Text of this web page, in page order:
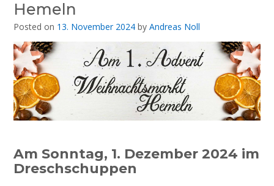
Hemeln
Posted on 13. November 2024 by Andreas Noll
Am Sonntag, 1. Dezember 2024 im
Dreschschuppen